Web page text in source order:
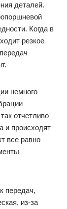
деталей.
Когда в
резкое
немного
отчетливо
и происходят
все равно
передач,
из-за